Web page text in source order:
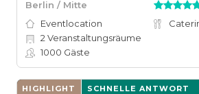
Berlin / Mitte
Eventlocation
2 Veranstaltungsräume
1000 Gäste
HIGHLIGHT SCHNELLE ANTWORT